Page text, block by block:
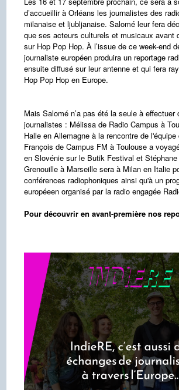
d’accueillir à Orléans les journalistes des
milanaise et ljubljanaise. Salomé leur fera
que ses acteurs culturels et musicaux avant
sur Hop Pop Hop. À l’issue de ce week-end
journaliste européen produira un reportage
ensuite diffusé sur leur antenne et qui fera
Hop Pop Hop en Europe.
Mais Salomé n’a pas été la seule à
journalistes : Mélissa de Radio Campus à
Halle en Allemagne à la rencontre de l'équipe
François de Campus FM à Toulouse a
en Slovénie sur le Butik Festival et Stéphane
Grenouille à Marseille sera à Milan en Italie
conférences radiophoniques ainsi qu'à un
européeen organisé par la radio engagée
Pour découvrir en avant-première nos